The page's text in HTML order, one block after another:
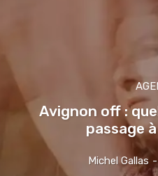
Avignon off :
passage
Michel Gallas -